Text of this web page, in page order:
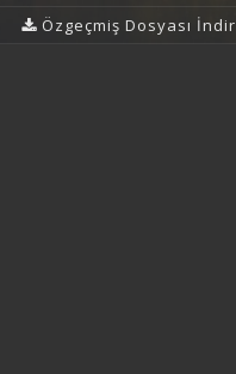
Özgeçmiş Dosyası İndir